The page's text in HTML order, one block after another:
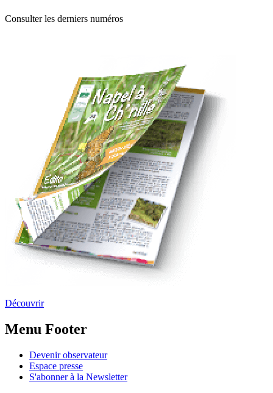
Consulter les derniers numéros
Découvrir
Menu Footer
Devenir observateur
Espace presse
S'abonner à la Newsletter